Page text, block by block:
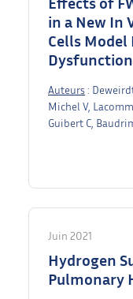
in a New In
Cells
Dysfunction.
Auteurs :
Michel V,
Guibert C,
Juin 2021
Hydrogen
Pulmonary